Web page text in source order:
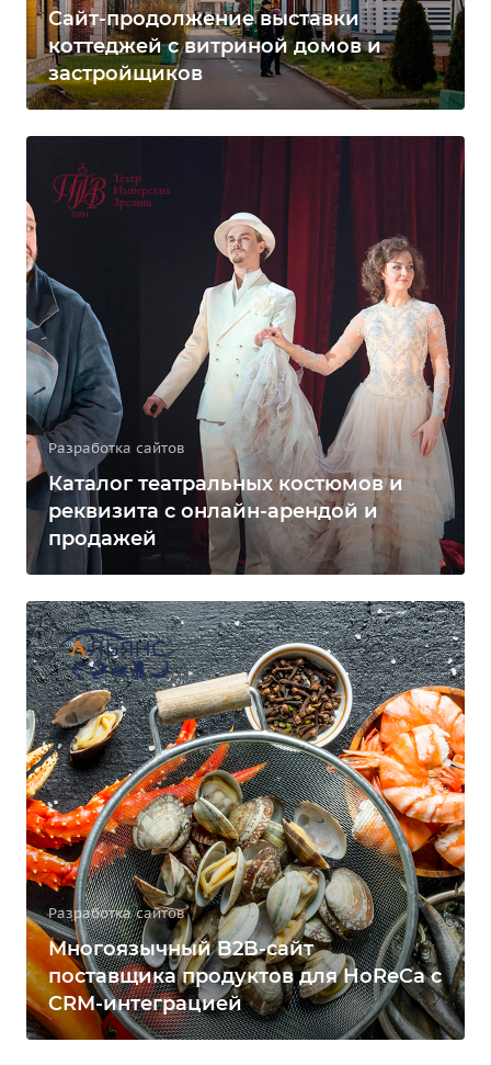
Сайт-продолжение выставки
коттеджей с витриной домов и
застройщиков
Разработка сайтов
Каталог театральных костюмов и
реквизита с онлайн-арендой и
продажей
Разработка сайтов
Многоязычный B2B-сайт
поставщика продуктов для HoReCa с
CRM-интеграцией